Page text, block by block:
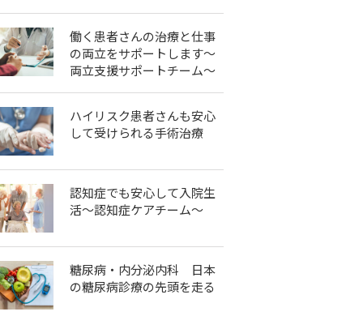
働く患者さんの治療と仕事
の両立をサポートします～
両立支援サポートチーム～
ハイリスク患者さんも安心
して受けられる手術治療
認知症でも安心して入院生
活～認知症ケアチーム～
糖尿病・内分泌内科 日本
の糖尿病診療の先頭を走る